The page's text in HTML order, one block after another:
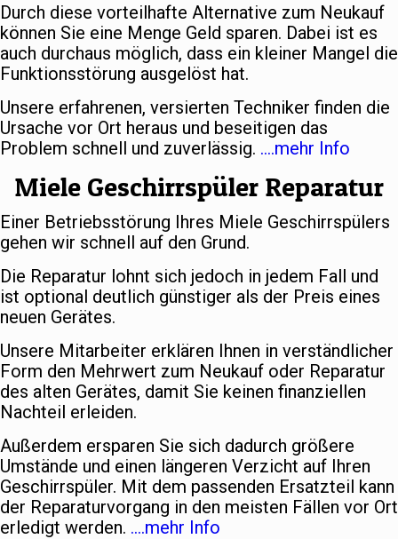
Durch diese vorteilhafte Alternative zum Neukauf
können Sie eine Menge Geld sparen. Dabei ist es
auch durchaus möglich, dass ein kleiner Mangel die
Funktionsstörung ausgelöst hat.
Unsere erfahrenen, versierten Techniker finden die
Ursache vor Ort heraus und beseitigen das
Problem schnell und zuverlässig. ….mehr Info
Miele Geschirrspüler Reparatur
Einer Betriebsstörung Ihres Miele Geschirrspülers
gehen wir schnell auf den Grund.
Die Reparatur lohnt sich jedoch in jedem Fall und
ist optional deutlich günstiger als der Preis eines
neuen Gerätes.
Unsere Mitarbeiter erklären Ihnen in verständlicher
Form den Mehrwert zum Neukauf oder Reparatur
des alten Gerätes, damit Sie keinen finanziellen
Nachteil erleiden.
Außerdem ersparen Sie sich dadurch größere
Umstände und einen längeren Verzicht auf Ihren
Geschirrspüler. Mit dem passenden Ersatzteil kann
der Reparaturvorgang in den meisten Fällen vor Ort
erledigt werden. ….mehr Info